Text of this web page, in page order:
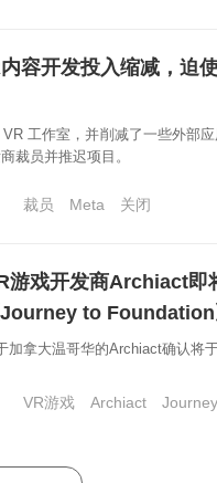
容开发投入缩减，迫
工作室，并削减了一些外部应
裁员并推迟项目。
裁员 Meta 关闭
游戏开发商Archiact即
Journey to Foundation
拿大温哥华的Archiact确认将于
VR游戏 Archiact